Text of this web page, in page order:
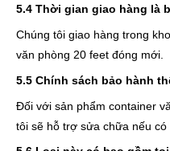
5.4 Thời gian giao hàng là
Chúng tôi giao hàng trong
văn phòng 20 feet đóng mới.
5.5 Chính sách bảo hành
Đối với sản phẩm container
tôi sẽ hỗ trợ sửa chữa nếu có